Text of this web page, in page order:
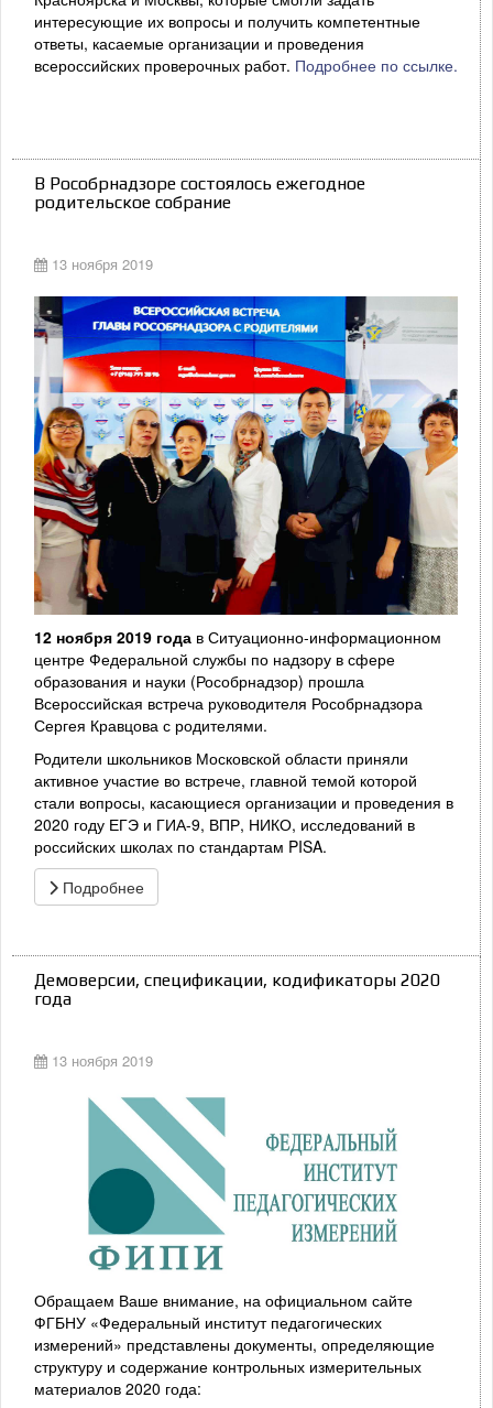
интересующие их вопросы и получить компетентные
ответы, касаемые организации и проведения
всероссийских проверочных работ. Подробнее по ссылке.
В Рособрнадзоре состоялось ежегодное
родительское собрание
13 ноября 2019
12 ноября 2019 года в Ситуационно-информационном
центре Федеральной службы по надзору в сфере
образования и науки (Рособрнадзор) прошла
Всероссийская встреча руководителя Рособрнадзора
Сергея Кравцова с родителями.
Родители школьников Московской области приняли
активное участие во встрече, главной темой которой
стали вопросы, касающиеся организации и проведения в
2020 году ЕГЭ и ГИА-9, ВПР, НИКО, исследований в
российских школах по стандартам PISA.
Подробнее
Демоверсии, спецификации, кодификаторы 2020
года
13 ноября 2019
Обращаем Ваше внимание, на официальном сайте
ФГБНУ «Федеральный институт педагогических
измерений» представлены документы, определяющие
структуру и содержание контрольных измерительных
материалов 2020 года: